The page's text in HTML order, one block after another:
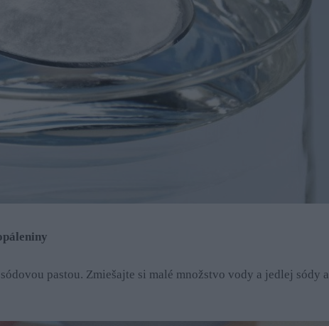
pastou. Zmiešajte si malé množstvo vody a jedlej sódy a